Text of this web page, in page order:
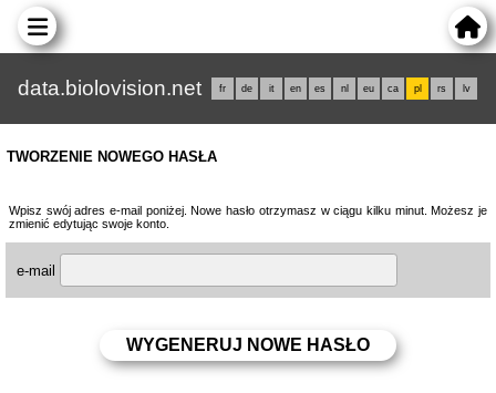
data.biolovision.net fr de it en es nl eu ca pl rs lv
TWORZENIE NOWEGO HASŁA
Wpisz swój adres e-mail poniżej. Nowe hasło otrzymasz w ciągu kilku minut. Możesz je
zmienić edytując swoje konto.
e-mail